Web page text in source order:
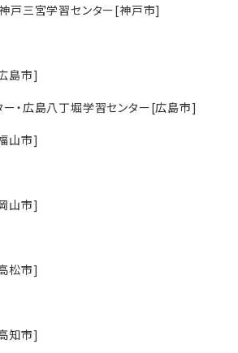
戸三宮学習センター[神戸市]
島市]
・広島八丁堀学習センター[広島市]
山市]
山市]
松市]
知市]